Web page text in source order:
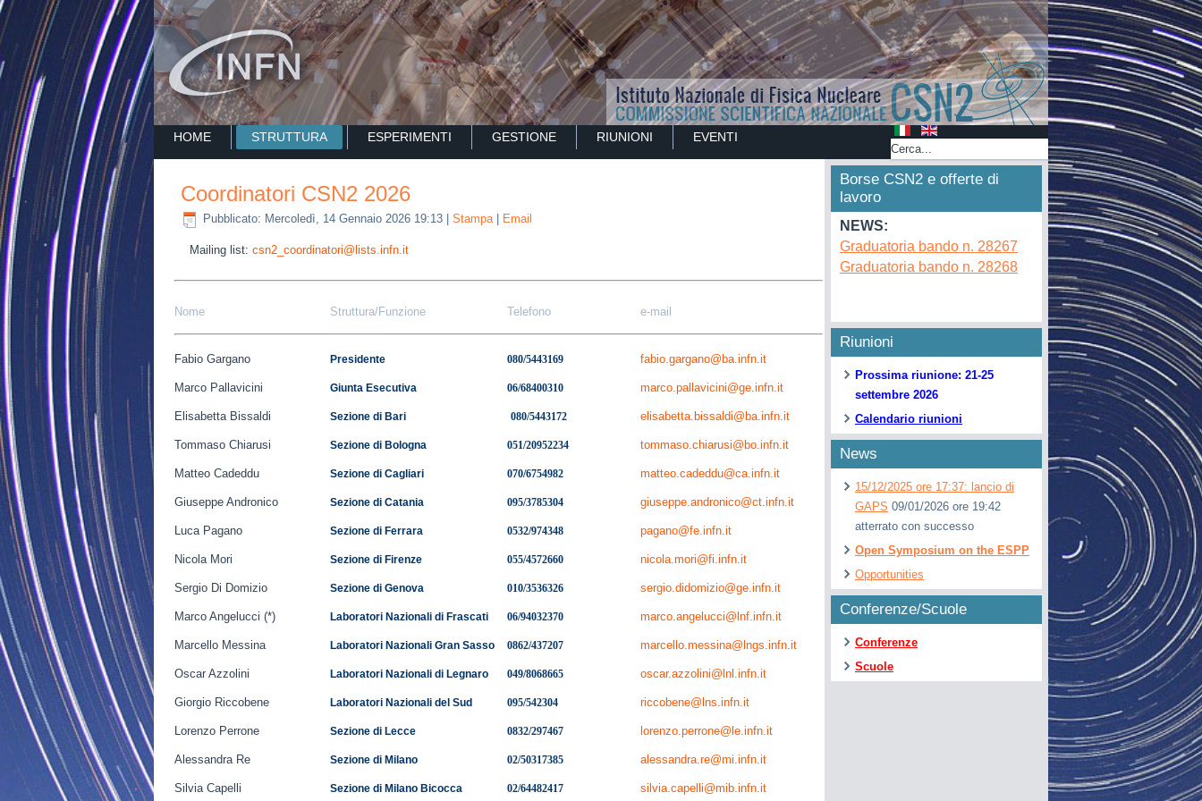
HOME STRUTTURA ESPERIMENTI GESTIONE RIUNIONI EVENTI
Coordinatori CSN2 2026
Pubblicato: Mercoledì, 14 Gennaio 2026 19:13 Stampa Email
Mailing list: csn2_coordinatori@lists.infn.it
Nome Struttura/Funzione Telefono e-mail
Fabio Gargano Presidente 080/5443169 fabio.gargano@ba.infn.it
Marco Pallavicini Giunta Esecutiva 06/68400310 marco.pallavicini@ge.infn.it
Elisabetta Bissaldi Sezione di Bari 080/5443172 elisabetta.bissaldi@ba.infn.it
Tommaso Chiarusi Sezione di Bologna 051/20952234 tommaso.chiarusi@bo.infn.it
Matteo Cadeddu Sezione di Cagliari 070/6754982 matteo.cadeddu@ca.infn.it
Giuseppe Andronico Sezione di Catania 095/3785304 giuseppe.andronico@ct.infn.it
Luca Pagano Sezione di Ferrara 0532/974348 pagano@fe.infn.it
Nicola Mori Sezione di Firenze 055/4572660 nicola.mori@fi.infn.it
Sergio Di Domizio Sezione di Genova 010/3536326 sergio.didomizio@ge.infn.it
Marco Angelucci (*) Laboratori Nazionali di Frascati 06/94032370 marco.angelucci@lnf.infn.it
Marcello Messina Laboratori Nazionali Gran Sasso 0862/437207 marcello.messina@lngs.infn.it
Oscar Azzolini Laboratori Nazionali di Legnaro 049/8068665 oscar.azzolini@lnl.infn.it
Giorgio Riccobene Laboratori Nazionali del Sud 095/542304 riccobene@lns.infn.it
Lorenzo Perrone Sezione di Lecce 0832/297467 lorenzo.perrone@le.infn.it
Alessandra Re Sezione di Milano 02/50317385 alessandra.re@mi.infn.it
Silvia Capelli Sezione di Milano Bicocca 02/64482417 silvia.capelli@mib.infn.it
Borse CSN2 e offerte di
lavoro
NEWS:
Graduatoria bando n. 28267
Graduatoria bando n. 28268
Riunioni
Prossima riunione: 21-25
settembre 2026
Calendario riunioni
News
15/12/2025 ore 17:37: lancio di
GAPS 09/01/2026 ore 19:42
atterrato con successo
Open Symposium on the ESPP
Opportunities
Conferenze/Scuole
Conferenze
Scuole